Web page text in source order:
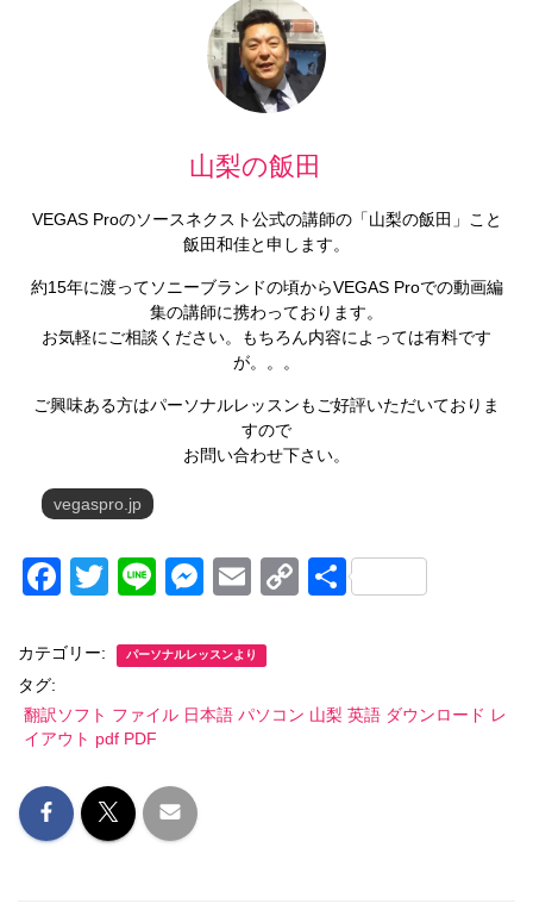
山梨の飯田
VEGAS Proのソースネクスト公式の講師の「山梨の飯田」こと
飯田和佳と申します。
約15年に渡ってソニーブランドの頃からVEGAS Proでの動画編
集の講師に携わっております。
お気軽にご相談ください。もちろん内容によっては有料です
が。。。
ご興味ある方はパーソナルレッスンもご好評いただいておりま
すので
お問い合わせ下さい。
vegaspro.jp
F
c
b
o
k
T
tt
Li
e
M
ss
n
E
ail
C
Li
共
カテゴリー: パーソナルレッスンより
タグ:
翻訳ソフト ファイル 日本語 パソコン 山梨 英語 ダウンロード レ
イアウト pdf PDF